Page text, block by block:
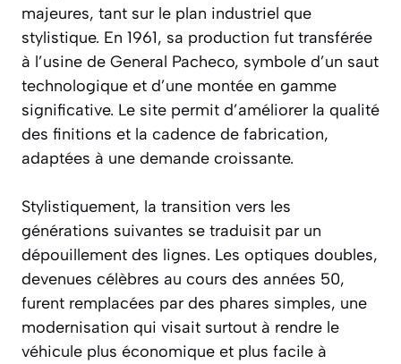
majeures, tant sur le plan industriel que
stylistique. En 1961, sa production fut transférée
à l’usine de General Pacheco, symbole d’un saut
technologique et d’une montée en gamme
significative. Le site permit d’améliorer la qualité
des finitions et la cadence de fabrication,
adaptées à une demande croissante.
Stylistiquement, la transition vers les
générations suivantes se traduisit par un
dépouillement des lignes. Les optiques doubles,
devenues célèbres au cours des années 50,
furent remplacées par des phares simples, une
modernisation qui visait surtout à rendre le
véhicule plus économique et plus facile à